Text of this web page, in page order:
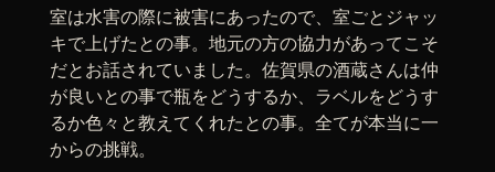
室は水害の際に被害にあったので、室ごとジャッ
キで上げたとの事。地元の方の協力があってこそ
だとお話されていました。佐賀県の酒蔵さんは仲
が良いとの事で瓶をどうするか、ラベルをどうす
るか色々と教えてくれたとの事。全てが本当に一
からの挑戦。